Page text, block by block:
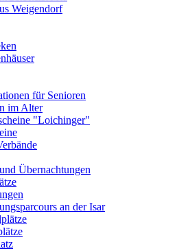
Weigendorf
für Senioren
im Alter
"Loichinger"
Übernachtungen
an der Isar